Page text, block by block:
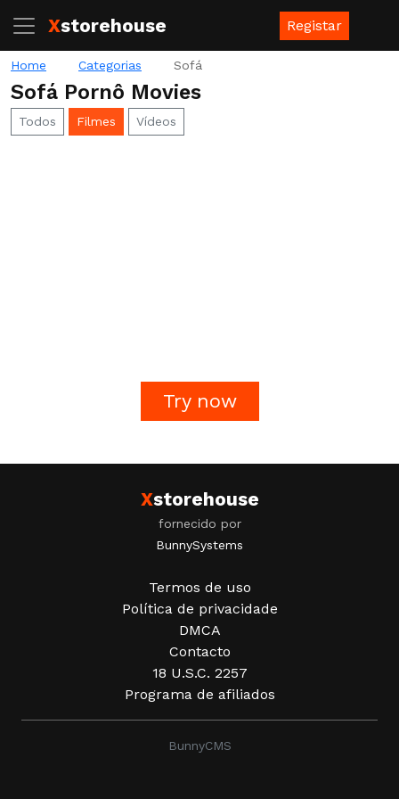
Xstorehouse Registar
Home Categorias Sofá
Sofá Pornô Movies
Todos Filmes Vídeos
Try now
Xstorehouse
fornecido por
BunnySystems
Termos de uso
Política de privacidade
DMCA
Contacto
18 U.S.C. 2257
Programa de afiliados
BunnyCMS